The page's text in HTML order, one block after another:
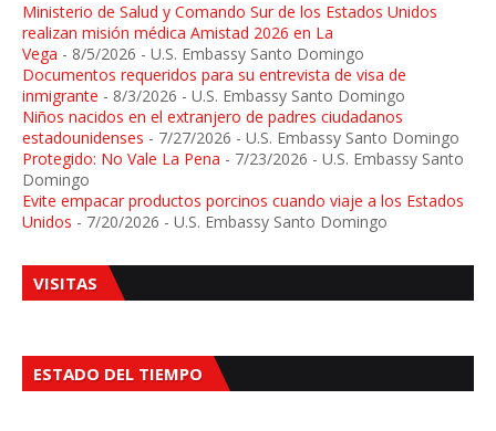
Ministerio de Salud y Comando Sur de los Estados Unidos
realizan misión médica Amistad 2026 en La
Vega - 8/5/2026 - U.S. Embassy Santo Domingo
Documentos requeridos para su entrevista de visa de
inmigrante - 8/3/2026 - U.S. Embassy Santo Domingo
Niños nacidos en el extranjero de padres ciudadanos
estadounidenses - 7/27/2026 - U.S. Embassy Santo Domingo
Protegido: No Vale La Pena - 7/23/2026 - U.S. Embassy Santo
Domingo
Evite empacar productos porcinos cuando viaje a los Estados
Unidos - 7/20/2026 - U.S. Embassy Santo Domingo
VISITAS
ESTADO DEL TIEMPO